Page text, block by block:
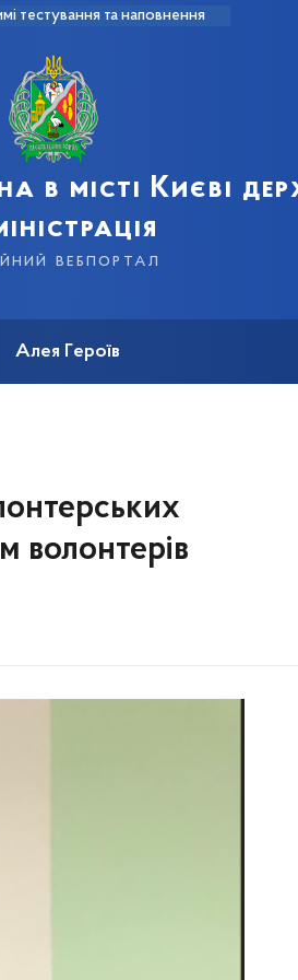
тестування та наповнення
в місті Києві
вебпортал
Алея Героїв
волонтерів